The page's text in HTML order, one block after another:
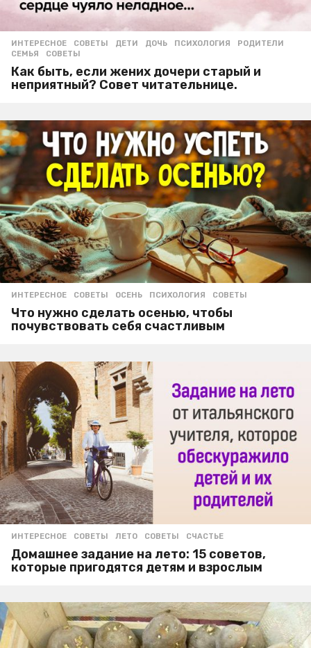
ИНТЕРЕСНОЕ ,СОВЕТЫ ДЕТИ ,ДОЧЬ ,ПСИХОЛОГИЯ ,РОДИТЕЛИ
СЕМЬЯ
,СОВЕТЫ
Как быть, если жених дочери старый и
неприятный? Совет читательнице.
ИНТЕРЕСНОЕ ,СОВЕТЫ ОСЕНЬ ,ПСИХОЛОГИЯ ,СОВЕТЫ
Что нужно сделать осенью, чтобы
почувствовать себя счастливым
ИНТЕРЕСНОЕ ,СОВЕТЫ ЛЕТО ,СОВЕТЫ ,СЧАСТЬЕ
Домашнее задание на лето: 15 советов,
которые пригодятся детям и взрослым